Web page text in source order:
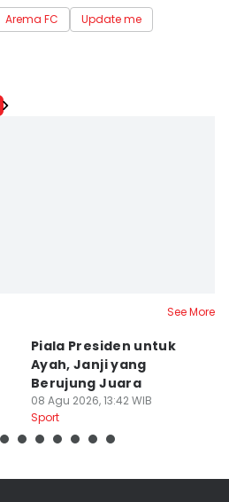
Arema FC Update me
See More
Piala Presiden untuk
Ayah, Janji yang
Berujung Juara
08 Agu 2026, 13:42 WIB
Sport